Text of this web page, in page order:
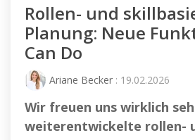
Rollen- und
Planung: Neue
Can Do
Ariane Becker : 19.02.2026
Wir freuen uns wirklich
weiterentwickelte rollen-